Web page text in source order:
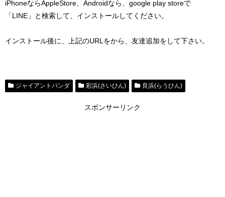
iPhoneならAppleStore、Androidなら、google play storeで
「LINE」と検索して、インストールしてください。
インストール後に、上記のURLをから、友達追加をして下さい。
ジャイアントパンダ 彩浜(さいひん) 良浜(らうひん)
スポンサーリンク